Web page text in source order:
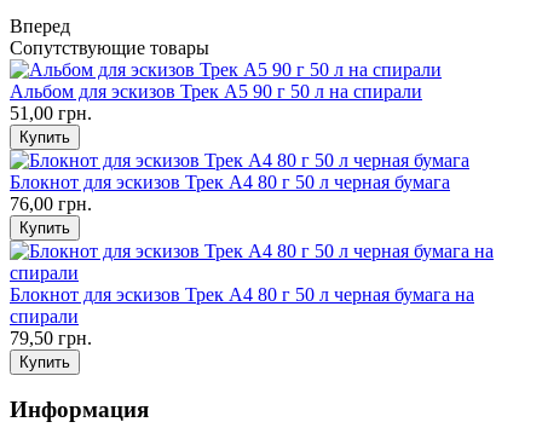
Вперед
Сопутствующие товары
Альбом для эскизов Трек А5 90 г 50 л на спирали
51,00 грн.
Блокнот для эскизов Трек А4 80 г 50 л черная бумага
76,00 грн.
Блокнот для эскизов Трек А4 80 г 50 л черная бумага на
спирали
79,50 грн.
Информация